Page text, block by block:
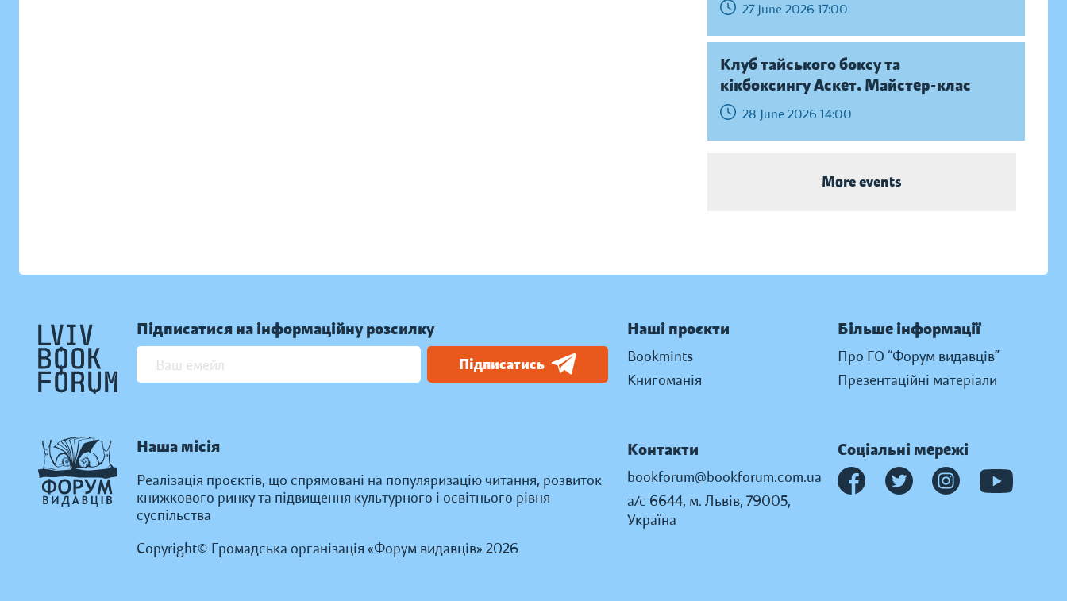
27 June 2026 17:00
Клуб тайського боксу та
кікбоксингу Аскет. Майстер-клас
28 June 2026 14:00
More events
Підписатися на інформаційну розсилку
Підписатись
Наша місія
Реалізація проєктів, що спрямовані на популяризацію читання, розвиток
книжкового ринку та підвищення культурного і освітнього рівня
суспільства
Copyright© Громадська організація «Форум видавців» 2026
Наші проєкти
Bookmints
Книгоманія
Більше інформації
Про ГО “Форум видавців”
Презентаційні матеріали
Контакти
bookforum@bookforum.com.ua
а/с 6644, м. Львів, 79005,
Україна
Соціальні мережі